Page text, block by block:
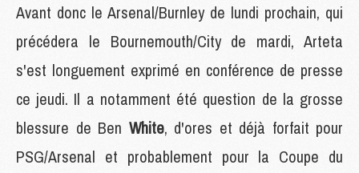
Avant donc le Arsenal/Burnley de lundi prochain, qui
précédera le Bournemouth/City de mardi, Arteta
s'est longuement exprimé en conférence de presse
ce jeudi. Il a notamment été question de la grosse
blessure de Ben White, d'ores et déjà forfait pour
PSG/Arsenal et probablement pour la Coupe du